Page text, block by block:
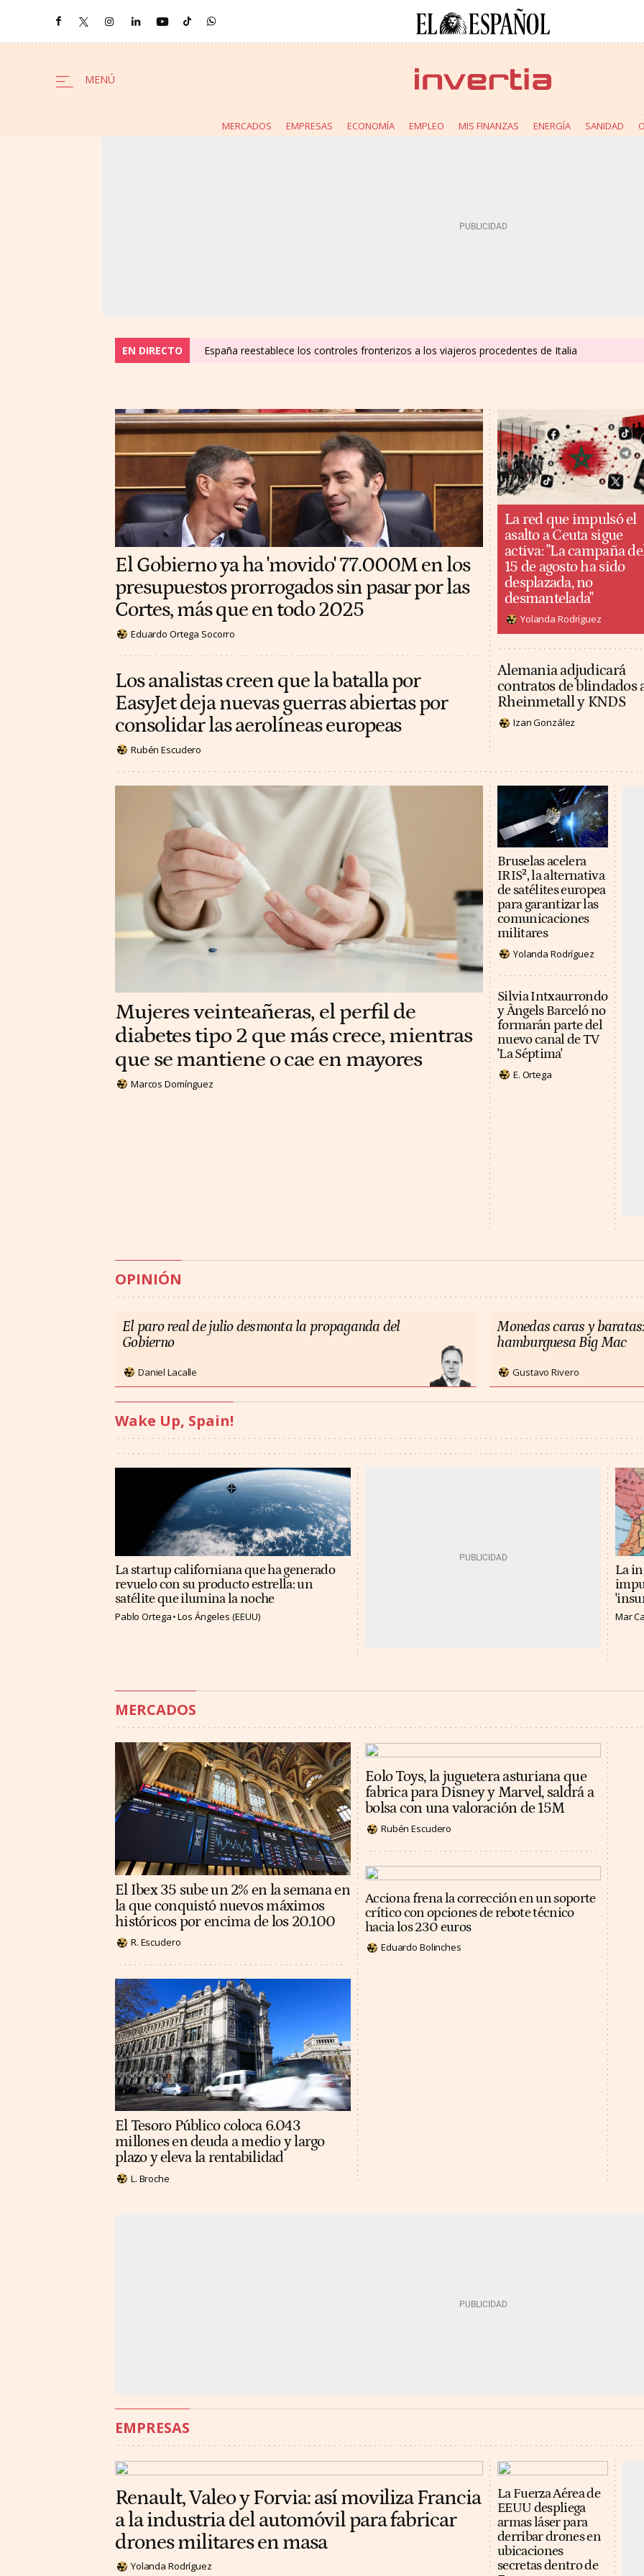
MERCADOS EMPRESAS ECONOMÍA EMPLEO MIS FINANZAS ENERGÍA SANIDAD
EN DIRECTO España reestablece los controles fronterizos a los viajeros procedentes de Italia
El Gobierno ya ha 'movido' 77.000M en los
presupuestos prorrogados sin pasar por las
Cortes, más que en todo 2025
Eduardo Ortega Socorro
Los analistas creen que la batalla por
EasyJet deja nuevas guerras abiertas por
consolidar las aerolíneas europeas
Rubén Escudero
La red que impulsó el
asalto a Ceuta sigue
activa: "La campaña
15 de agosto ha sido
desplazada, no
desmantelada"
Yolanda Rodríguez
Alemania adjudicará
contratos de blindados
Rheinmetall y KNDS
Izan González
Mujeres veinteañeras, el perfil de
diabetes tipo 2 que más crece, mientras
que se mantiene o cae en mayores
Marcos Domínguez
Bruselas acelera
IRIS², la alternativa
de satélites europea
para garantizar las
comunicaciones
militares
Yolanda Rodríguez
Silvia Intxaurrondo
y Àngels Barceló no
formarán parte del
nuevo canal de TV
'La Séptima'
E. Ortega
OPINIÓN
El paro real de julio desmonta la propaganda del
Gobierno
Daniel Lacalle
Monedas caras y
hamburguesa Big Mac
Gustavo Rivero
Wake Up, Spain!
La startup californiana que ha generado
revuelo con su producto estrella: un
satélite que ilumina la noche
Pablo Ortega Los Ángeles (EEUU)
La
Mar
MERCADOS
El Ibex 35 sube un 2% en la semana en
la que conquistó nuevos máximos
históricos por encima de los 20.100
R. Escudero
El Tesoro Público coloca 6.043
millones en deuda a medio y largo
plazo y eleva la rentabilidad
L. Broche
Eolo Toys, la juguetera asturiana que
fabrica para Disney y Marvel, saldrá a
bolsa con una valoración de 15M
Rubén Escudero
Acciona frena la corrección en un soporte
crítico con opciones de rebote técnico
hacia los 230 euros
Eduardo Bolinches
EMPRESAS
Renault, Valeo y Forvia: así moviliza Francia
a la industria del automóvil para fabricar
drones militares en masa
Yolanda Rodríguez
La Fuerza Aérea de
EEUU despliega
armas láser para
derribar drones en
ubicaciones
secretas dentro de